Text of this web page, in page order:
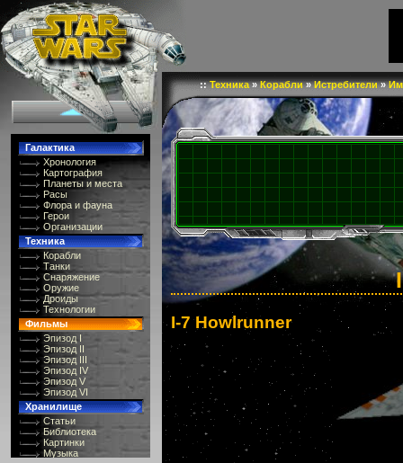
Галактика
Хронология
Картография
Планеты и места
Расы
Флора и фауна
Герои
Организации
Техника
Корабли
Танки
Снаряжение
Оружие
Дроиды
Технологии
Фильмы
Эпизод I
Эпизод II
Эпизод III
Эпизод IV
Эпизод V
Эпизод VI
Хранилище
Статьи
Библиотека
Картинки
Музыка
::Техника»Корабли»Истребители»
I-7 Howlrunner